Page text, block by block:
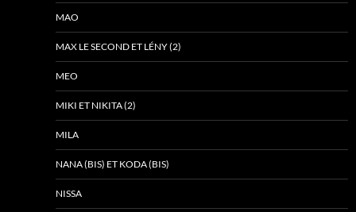
MAO
MAX LE SECOND ET LÉNY (2)
MEO
MIKI ET NIKITA (2)
MILA
NANA (BIS) ET KODA (BIS)
NISSA